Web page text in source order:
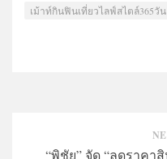
เม้าท์กินฟินเที่ยวไลฟ์สไตล์365วัน
“พิชัย” จัด “ลดราคา